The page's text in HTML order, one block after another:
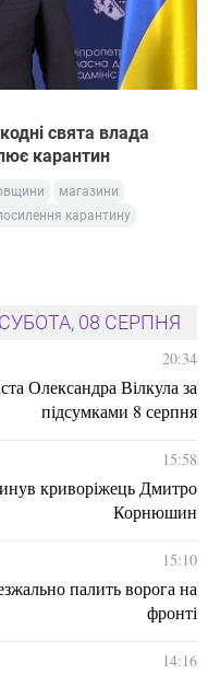
свята влада
карантин
магазини
карантину
СУБОТА, 08 СЕРПНЯ
20:34
Олександра Вілкула за
підсумками 8 серпня
15:58
криворіжець Дмитро
Корнюшин
15:10
палить ворога на
фронті
14:16